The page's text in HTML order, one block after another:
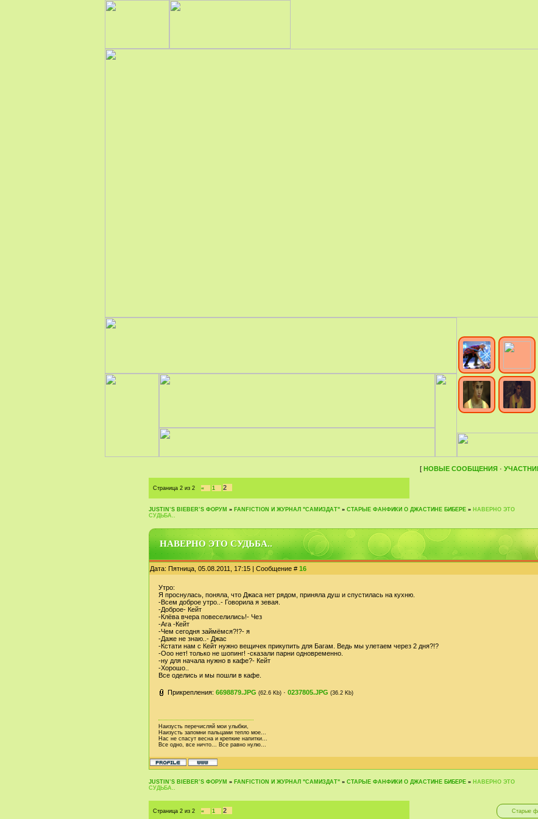
[ НОВЫЕ СООБЩЕНИЯ ·
Страница 2 из 2 « 1 2
JUSTIN‛S BIEBER‛S ФОРУМ » FANFICTION И ЖУРНАЛ "САМИЗДАТ" » СТАРЫЕ ФАНФИКИ О ДЖАСТИНЕ БИБЕРЕ » НАВЕРНО ЭТО
СУДЬБА..
НАВЕРНО ЭТО СУДЬБА..
Дата: Пятница, 05.08.2011, 17:15 | Сообщение # 16
Утро:
Я проснулась, поняла, что Джаса нет рядом, приняла душ и спустилась на кухню.
-Всем доброе утро..- Говорила я зевая.
-Доброе- Кейт
-Клёва вчера повеселились!- Чез
-Ага -Кейт
-Чем сегодня займёмся?!?- я
-Даже не знаю..- Джас
-Кстати нам с Кейт нужно вещичек прикупить для Багам. Ведь мы улетаем через 2 дня?!?
-Ооо нет! только не шопинг! -сказали парни одновременно.
-ну для начала нужно в кафе?- Кейт
-Хорошо..
Все оделись и мы пошли в кафе.
Прикрепления: 6698879.JPG (62.6 Kb) · 0237805.JPG (36.2 Kb)
Наизусть перечисляй мои улыбки,
Наизусть запомни пальцами тепло мое...
Нас не спасут весна и крепкие напитки...
Все одно, все ничто... Все равно нулю...
JUSTIN‛S BIEBER‛S ФОРУМ » FANFICTION И ЖУРНАЛ "САМИЗДАТ" » СТАРЫЕ ФАНФИКИ О ДЖАСТИНЕ БИБЕРЕ » НАВЕРНО ЭТО
СУДЬБА..
Страница 2 из 2 « 1 2